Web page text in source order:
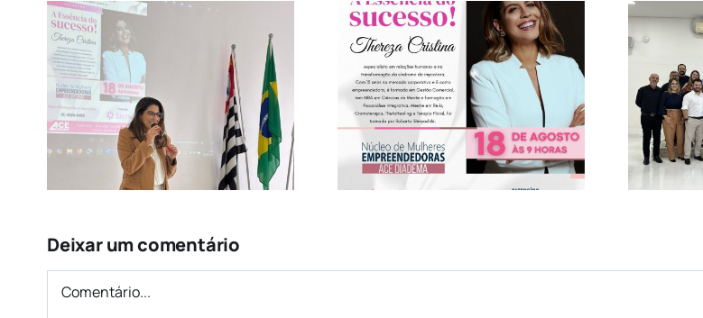
Palestra na ACE
Diadema Promove
Autoconhecimento e
Superação
Rotary Club Satélite
Diadema Floreat
Negócios realiza
Reunião na ACE
Diadema
Deixar um comentário
Comentário